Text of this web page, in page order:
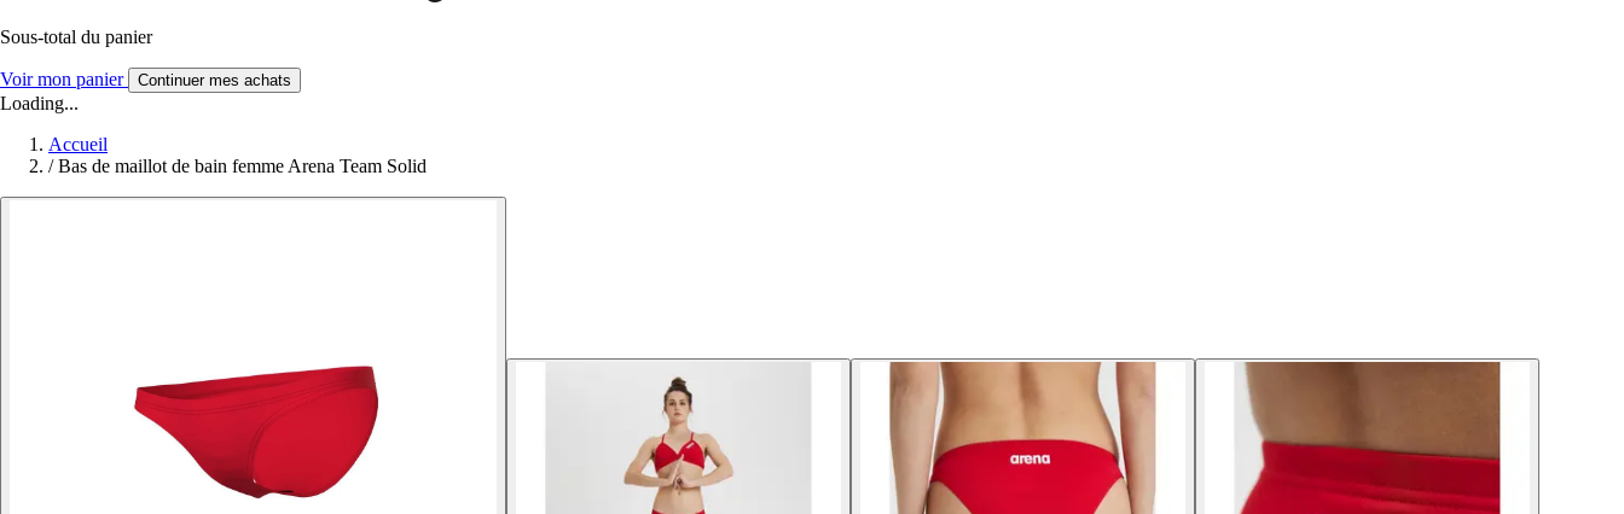
Sous-total du panier
Voir mon panier Continuer mes achats
Loading...
Accueil
/ Bas de maillot de bain femme Arena Team Solid